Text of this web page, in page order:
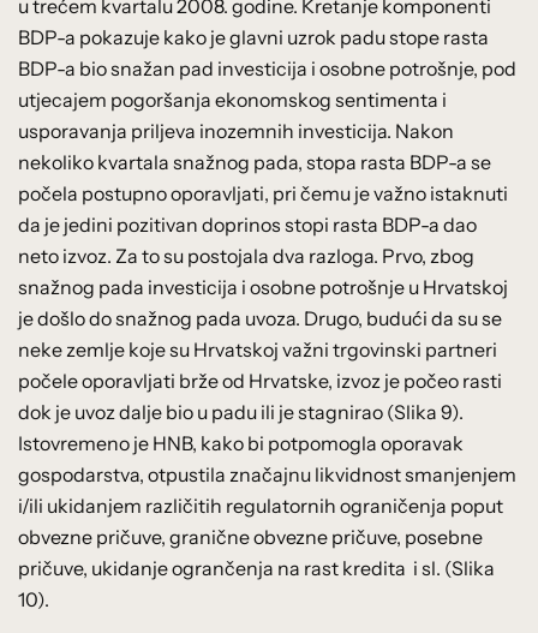
u trećem kvartalu 2008. godine. Kretanje komponenti
BDP-a pokazuje kako je glavni uzrok padu stope rasta
BDP-a bio snažan pad investicija i osobne potrošnje, pod
utjecajem pogoršanja ekonomskog sentimenta i
usporavanja priljeva inozemnih investicija. Nakon
nekoliko kvartala snažnog pada, stopa rasta BDP-a se
počela postupno oporavljati, pri čemu je važno istaknuti
da je jedini pozitivan doprinos stopi rasta BDP-a dao
neto izvoz. Za to su postojala dva razloga. Prvo, zbog
snažnog pada investicija i osobne potrošnje u Hrvatskoj
je došlo do snažnog pada uvoza. Drugo, budući da su se
neke zemlje koje su Hrvatskoj važni trgovinski partneri
počele oporavljati brže od Hrvatske, izvoz je počeo rasti
dok je uvoz dalje bio u padu ili je stagnirao (Slika 9).
Istovremeno je HNB, kako bi potpomogla oporavak
gospodarstva, otpustila značajnu likvidnost smanjenjem
i/ili ukidanjem različitih regulatornih ograničenja poput
obvezne pričuve, granične obvezne pričuve, posebne
pričuve, ukidanje ogrančenja na rast kredita i sl. (Slika
10).